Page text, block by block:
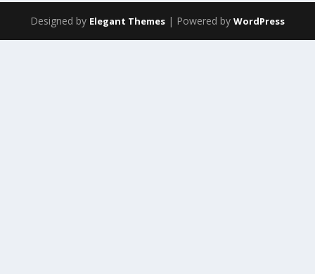
Designed by Elegant Themes | Powered by WordPress